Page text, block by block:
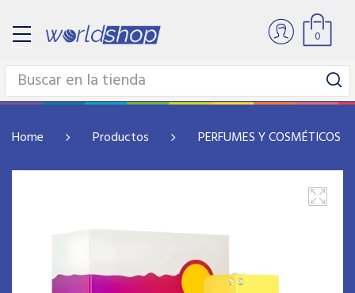
0
Home Productos PERFUMES Y COSMÉTICOS